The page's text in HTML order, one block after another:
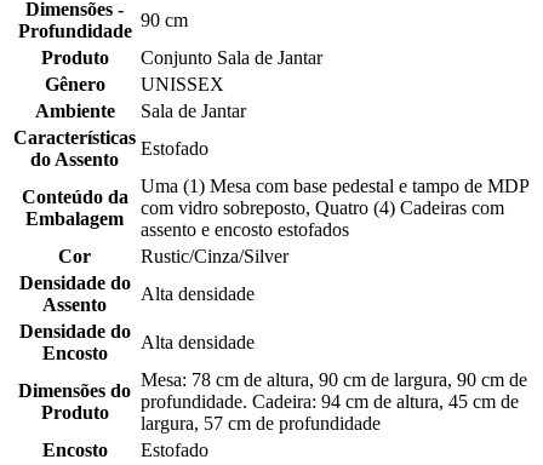
Dimensões -
Profundidade
90 cm
Produto
Conjunto Sala de Jantar
Gênero
UNISSEX
Ambiente
Sala de Jantar
Características
do Assento
Estofado
Conteúdo da
Embalagem
Uma (1) Mesa com base pedestal e tampo de MDP
com vidro sobreposto, Quatro (4) Cadeiras com
assento e encosto estofados
Cor
Rustic/Cinza/Silver
Densidade do
Assento
Alta densidade
Densidade do
Encosto
Alta densidade
Dimensões do
Produto
Mesa: 78 cm de altura, 90 cm de largura, 90 cm de
profundidade. Cadeira: 94 cm de altura, 45 cm de
largura, 57 cm de profundidade
Encosto
Estofado